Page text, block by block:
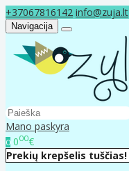
+37067816142 info@zuja.lt
Navigacija
Mano paskyra
0 000€
Prekių krepšelis tuščias!